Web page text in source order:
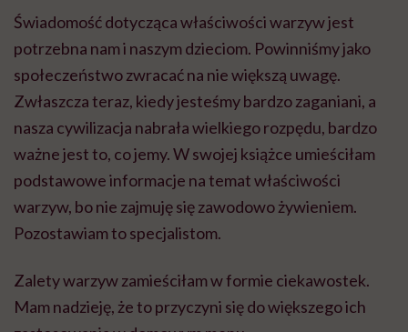
Świadomość dotycząca właściwości warzyw jest
potrzebna nam i naszym dzieciom. Powinniśmy jako
społeczeństwo zwracać na nie większą uwagę.
Zwłaszcza teraz, kiedy jesteśmy bardzo zaganiani, a
nasza cywilizacja nabrała wielkiego rozpędu, bardzo
ważne jest to, co jemy. W swojej książce umieściłam
podstawowe informacje na temat właściwości
warzyw, bo nie zajmuję się zawodowo żywieniem.
Pozostawiam to specjalistom.
Zalety warzyw zamieściłam w formie ciekawostek.
Mam nadzieję, że to przyczyni się do większego ich